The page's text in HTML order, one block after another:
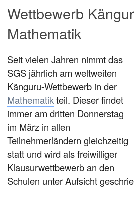
Service
Wettbewerb
Mathematik
Seit vielen Jahren nimmt das
SGS jährlich am weltweiten
Känguru-Wettbewerb in der
Mathematikteil. Dieser findet
immer am dritten Donnerstag
im März in allen
Teilnehmerländern gleichzeitig
statt und wird als freiwilliger
Klausurwettbewerb an den
Schulen unter Aufsicht